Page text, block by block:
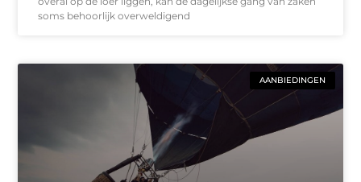
soms behoorlijk overweldigend
AANBIEDINGEN